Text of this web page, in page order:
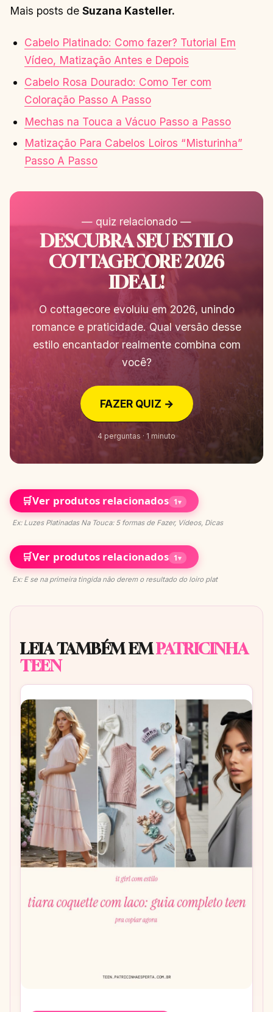
Mais posts de Suzana Kasteller.
Cabelo Platinado: Como fazer? Tutorial Em
Vídeo, Matização Antes e Depois
Cabelo Rosa Dourado: Como Ter com
Coloração Passo A Passo
Mechas na Touca a Vácuo Passo a Passo
Matização Para Cabelos Loiros “Misturinha”
Passo A Passo
— quiz relacionado —
DESCUBRA SEU ESTILO
COTTAGECORE 2026
IDEAL!
O cottagecore evoluiu em 2026, unindo
romance e praticidade. Qual versão desse
estilo encantador realmente combina com
você?
FAZER QUIZ →
4 perguntas · 1 minuto
🛒Ver produtos relacionados 1▾
Ex: Luzes Platinadas Na Touca: 5 formas de Fazer, Vídeos, Dicas
🛒Ver produtos relacionados 1▾
Ex: E se na primeira tingida não derem o resultado do loiro plat
LEIA TAMBÉM EMPATRICINHA
TEEN